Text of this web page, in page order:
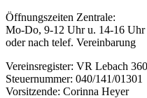
Öffnungszeiten Zentrale:
Mo-Do, 9-12 Uhr u. 14-16 Uhr
oder nach telef. Vereinbarung
Vereinsregister: VR Lebach
Steuernummer: 040/141/01301
Vorsitzende: Corinna Heyer